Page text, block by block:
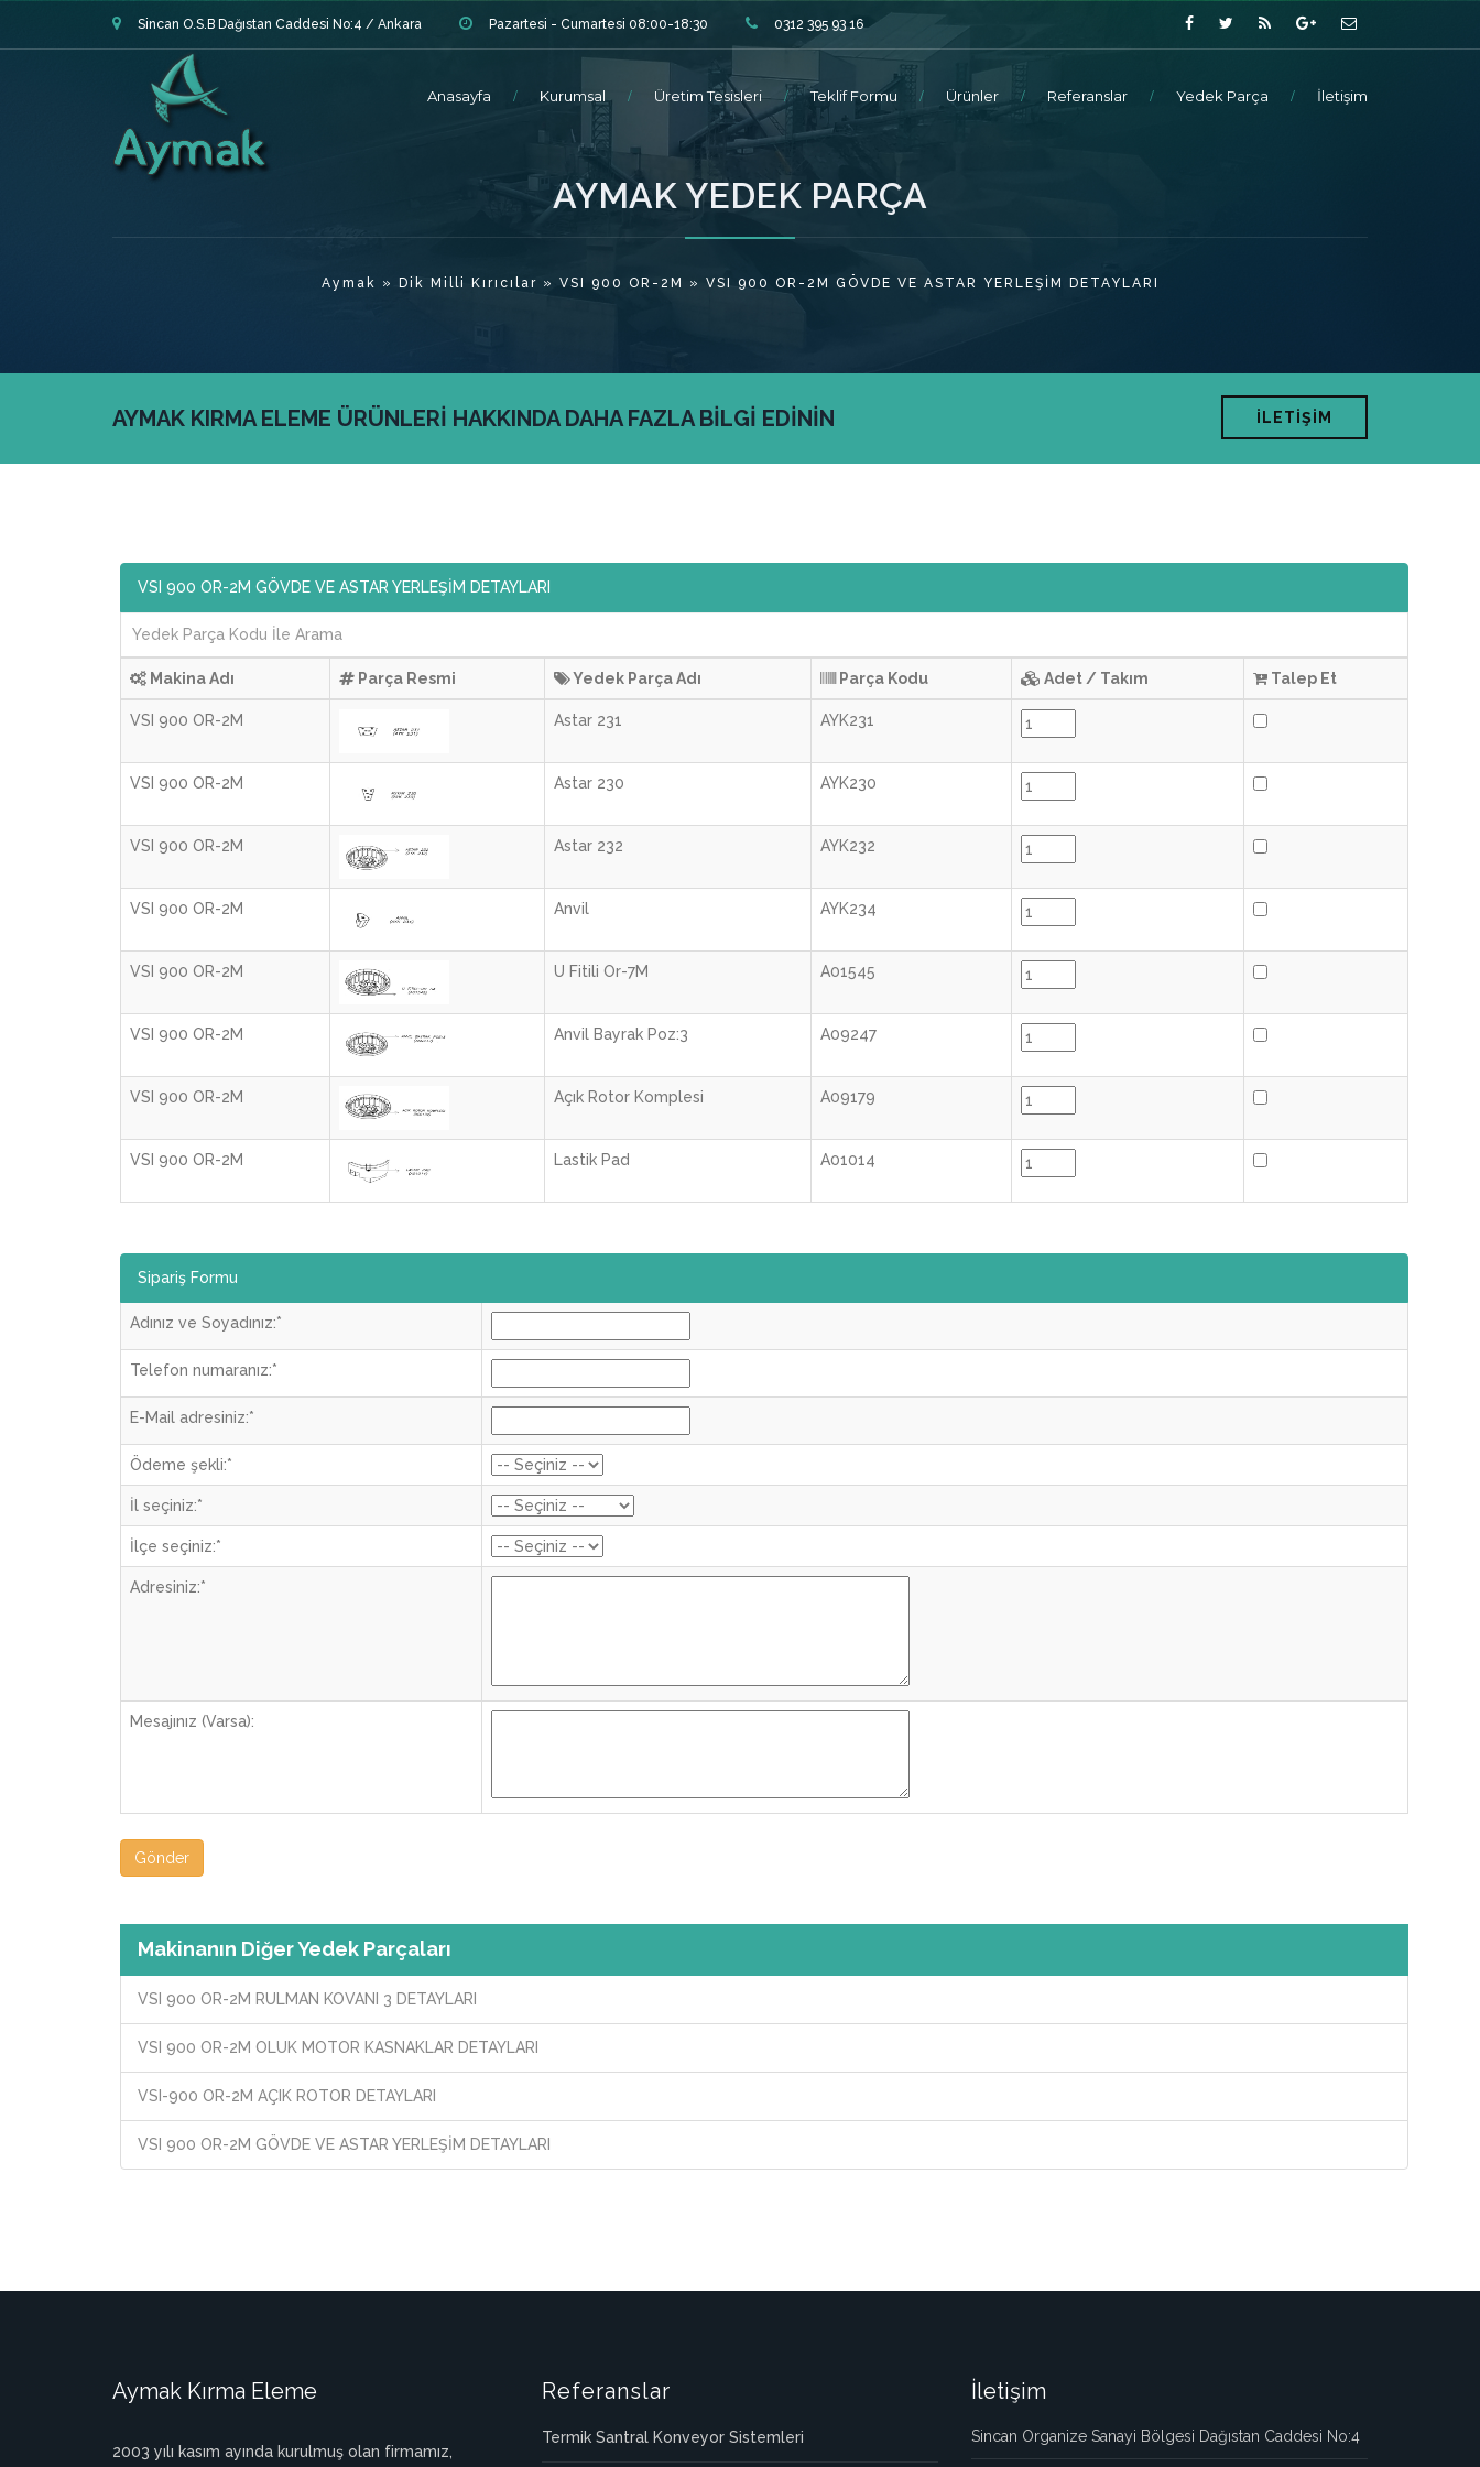
Sincan O.S.B Dağıstan Caddesi No:4 / Ankara Pazartesi - Cumartesi 08:00-18:30 0312 395 93 16
Anasayfa Kurumsal Üretim Tesisleri Teklif Formu Ürünler Referanslar Yedek Parça İletişim
AYMAK YEDEK PARÇA
Aymak » Dik Milli Kırıcılar » VSI 900 OR-2M » VSI 900 OR-2M GÖVDE VE ASTAR YERLEŞİM DETAYLARI
AYMAK KIRMA ELEME ÜRÜNLERİ HAKKINDA DAHA FAZLA BİLGİ EDİNİN İLETİŞİM
VSI 900 OR-2M GÖVDE VE ASTAR YERLEŞİM DETAYLARI
Makina Adı Parça Resmi Yedek Parça Adı Parça Kodu Adet / Takım Talep Et
VSI 900 OR-2M Astar 231 AYK231
VSI 900 OR-2M Astar 230 AYK230
VSI 900 OR-2M Astar 232 AYK232
VSI 900 OR-2M Anvil AYK234
VSI 900 OR-2M U Fitili Or-7M A01545
VSI 900 OR-2M Anvil Bayrak Poz:3 A09247
VSI 900 OR-2M Açık Rotor Komplesi A09179
VSI 900 OR-2M Lastik Pad A01014
Sipariş Formu
Adınız ve Soyadınız:*
Telefon numaranız:*
E-Mail adresiniz:*
Ödeme şekli:*
İl seçiniz:*
İlçe seçiniz:*
Adresiniz:*
Mesajınız (Varsa):
Gönder
Makinanın Diğer Yedek Parçaları
VSI 900 OR-2M RULMAN KOVANI 3 DETAYLARI
VSI 900 OR-2M OLUK MOTOR KASNAKLAR DETAYLARI
VSI-900 OR-2M AÇIK ROTOR DETAYLARI
VSI 900 OR-2M GÖVDE VE ASTAR YERLEŞİM DETAYLARI
Aymak Kırma Eleme
2003 yılı kasım ayında kurulmuş olan firmamız,
Referanslar
Termik Santral Konveyor Sistemleri
İletişim
Sincan Organize Sanayi Bölgesi Dağıstan Caddesi No:4